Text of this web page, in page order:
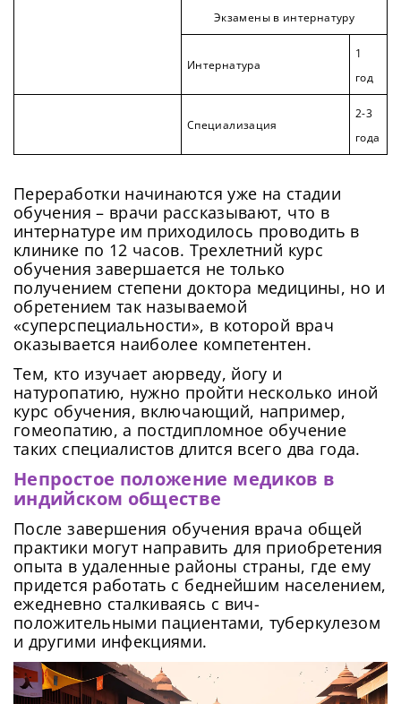
Экзамены в интернатуру
Интернатура
1
год
Специализация
2-3
года
Переработки начинаются уже на стадии
обучения – врачи рассказывают, что в
интернатуре им приходилось проводить в
клинике по 12 часов. Трехлетний курс
обучения завершается не только
получением степени доктора медицины, но и
обретением так называемой
«суперспециальности», в которой врач
оказывается наиболее компетентен.
Тем, кто изучает аюрведу, йогу и
натуропатию, нужно пройти несколько иной
курс обучения, включающий, например,
гомеопатию, а постдипломное обучение
таких специалистов длится всего два года.
Непростое положение медиков в
индийском обществе
После завершения обучения врача общей
практики могут направить для приобретения
опыта в удаленные районы страны, где ему
придется работать с беднейшим населением,
ежедневно сталкиваясь с вич-
положительными пациентами, туберкулезом
и другими инфекциями.